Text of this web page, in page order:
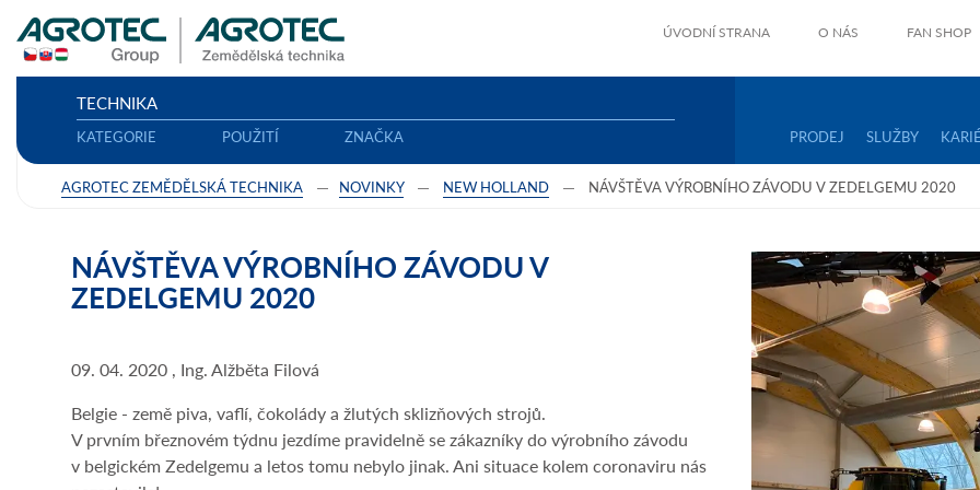
ÚVODNÍ STRANA O NÁS FAN SHOP
TECHNIKA
KATEGORIE POUŽITÍ ZNAČKA PRODEJ SLUŽBY
AGROTEC ZEMĚDĚLSKÁ TECHNIKA NOVINKY NEW HOLLAND NÁVŠTĚVA VÝROBNÍHO ZÁVODU V ZEDELGEMU 2020
NÁVŠTĚVA VÝROBNÍHO ZÁVODU V
ZEDELGEMU 2020
09. 04. 2020 , Ing. Alžběta Filová
Belgie - země piva, vaflí, čokolády a žlutých sklizňových strojů.
V prvním březnovém týdnu jezdíme pravidelně se zákazníky do výrobního závodu
v belgickém Zedelgemu a letos tomu nebylo jinak. Ani situace kolem coronaviru nás